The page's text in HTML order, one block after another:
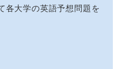
各大学の英語予想問題を